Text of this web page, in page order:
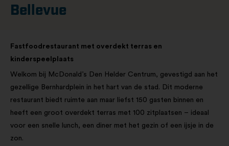
Bellevue
Fastfoodrestaurant met overdekt terras en
kinderspeelplaats
Welkom bij McDonald’s Den Helder Centrum, gevestigd aan het
gezellige Bernhardplein in het hart van de stad. Dit moderne
restaurant biedt ruimte aan maar liefst 150 gasten binnen en
heeft een groot overdekt terras met 100 zitplaatsen – ideaal
voor een snelle lunch, een diner met het gezin of een ijsje in de
zon.